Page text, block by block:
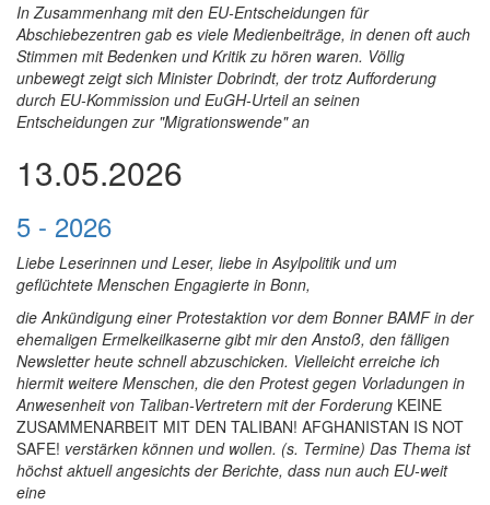
In Zusammenhang mit den EU-Entscheidungen für
Abschiebezentren gab es viele Medienbeiträge, in denen oft auch
Stimmen mit Bedenken und Kritik zu hören waren. Völlig
unbewegt zeigt sich Minister Dobrindt, der trotz Aufforderung
durch EU-Kommission und EuGH-Urteil an seinen
Entscheidungen zur "Migrationswende" an
13.05.2026
5 - 2026
Liebe Leserinnen und Leser, liebe in Asylpolitik und um
geflüchtete Menschen Engagierte in Bonn,
die Ankündigung einerProtestaktion vor dem Bonner BAMF in der
ehemaligen Ermelkeilkaserne gibt mir den Anstoß, den fälligen
Newsletter heute schnell abzuschicken. Vielleicht erreiche ich
hiermit weitere Menschen, die den Protestgegen Vorladungen in
Anwesenheit von Taliban-Vertretern mit der Forderung KEINE
ZUSAMMENARBEIT MIT DEN TALIBAN! AFGHANISTAN IS NOT
SAFE! verstärken können und wollen. (s. Termine) Das Thema ist
höchst aktuell angesichts der Berichte, dass nun auch EU-weit
eine